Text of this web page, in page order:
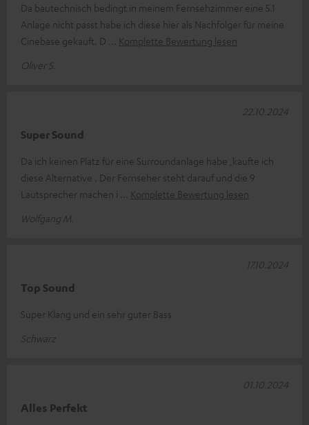
Da bautechnisch bedingt in meinem Fernsehzimmer eine 5.1
Anlage nicht passt habe ich diese hier als Nachfolger für meine
Cinebase gekauft. D
Komplette Bewertung lesen
Oliver S.
Super Sound
Da ich keinen Platz für eine Surroundanlage habe ,kaufte ich
diese Alternative . Der Fernseher steht darauf und die 9
Lautsprecher machen i
Komplette Bewertung lesen
Wolfgang M.
22.10.2024
Top Sound
Super Klang und ein sehr guter Bass
Schwarz
17.10.2024
Alles Perfekt
01.10.2024